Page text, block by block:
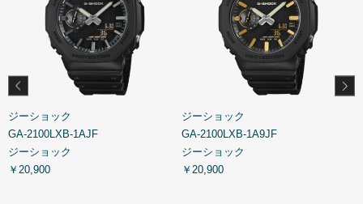
ジーショック
GA-2100LXB-1AJF
ジーショック
￥20,900
ジーショック
GA-2100LXB-1A9JF
ジーショック
￥20,900